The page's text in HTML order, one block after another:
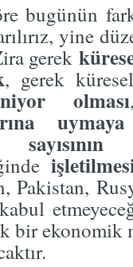
bugünün
yine
gerek
, gerek
olması
Pakistan,
bir ekonomik